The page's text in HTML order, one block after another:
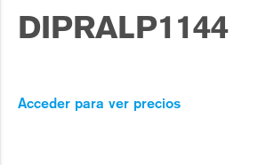
DIPRALP1144
Acceder para ver precios